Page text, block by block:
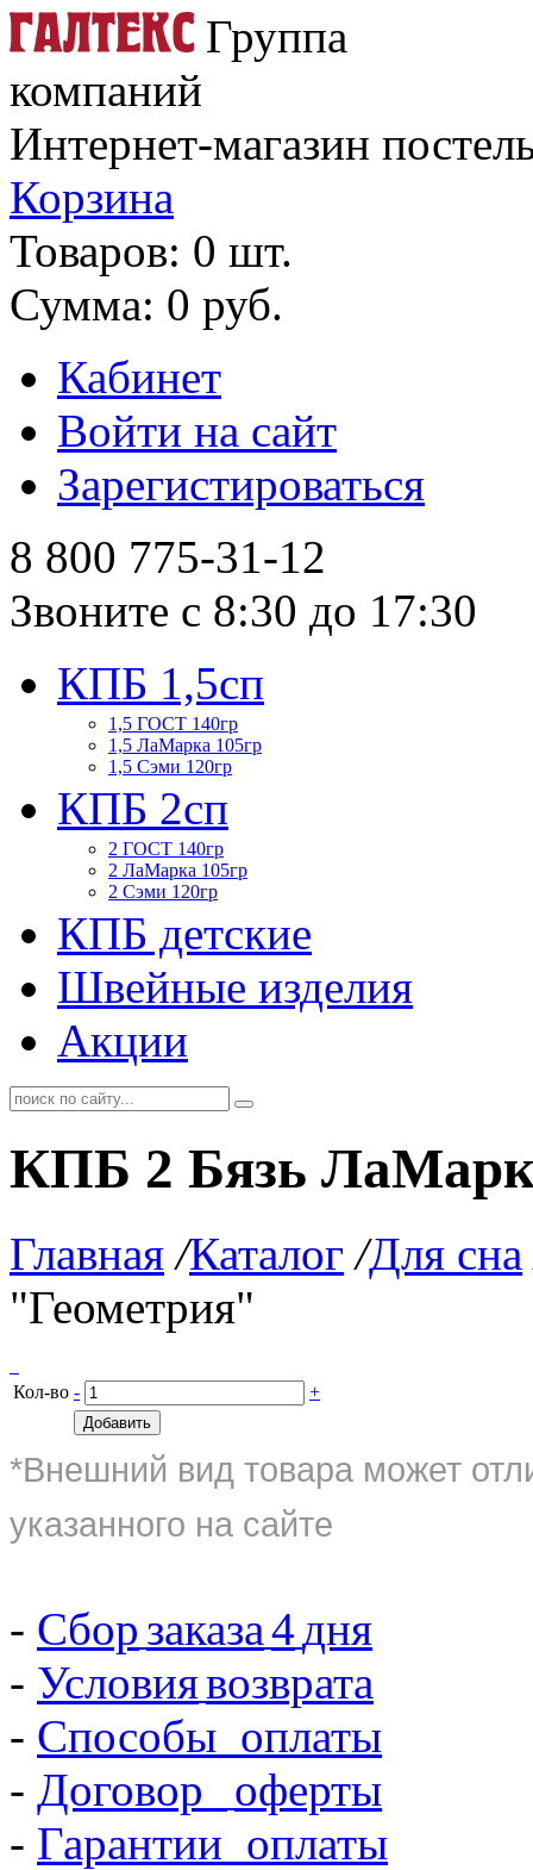
Группа
компаний
Интернет-магазин
Корзина
Товаров: 0 шт.
Сумма: 0 руб.
Кабинет
Войти на сайт
Зарегистироваться
8 800 775-31-12
Звоните с 8:30 до 17:30
КПБ 1,5сп
1,5 ГОСТ 140гр
1,5 ЛаМарка 105гр
1,5 Сэми 120гр
КПБ 2сп
2 ГОСТ 140гр
2 ЛаМарка 105гр
2 Сэми 120гр
КПБ детские
Швейные изделия
Акции
КПБ 2 Бязь
Главная /Каталог /Для сна
"Геометрия"
Кол-во - +
Добавить
*Внешний вид товара может
указанного на сайте
- Сбор заказа4дня
- Условиявозврата
- Способы оплаты
- Договор
оферты
- Гарантии оплаты